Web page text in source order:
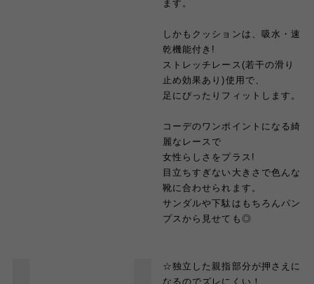
ます。
しかもクッションは、吸水・速
乾機能付き!
ストレッチレース(若干の滑り
止め効果あり)使用で、
足にぴったりフィットします。
コーデのワンポイントになる綺
麗なレースで
女性らしさをプラス!
目立ちすぎない大きさで色んな
靴に合わせられます。
サンダルや下駄はもちろんパン
プスから見せても◎
☆独立した親指部分が押さえに
なるのでズレにくい！